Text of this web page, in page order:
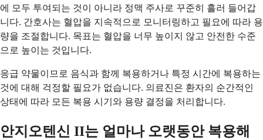
에 모두 투여되는 것이 아니라 정맥 주사로 꾸준히 흘러 들어갑
니다. 간호사는 혈압을 지속적으로 모니터링하고 필요에 따라 용
량을 조절합니다. 목표는 혈압을 너무 높이지 않고 안전한 수준
으로 높이는 것입니다.
응급 약물이므로 음식과 함께 복용하거나 특정 시간에 복용하는
것에 대해 걱정할 필요가 없습니다. 의료진은 환자의 순간적인
상태에 따라 모든 복용 시기와 용량 결정을 처리합니다.
안지오텐신 II는 얼마나 오랫동안 복용해